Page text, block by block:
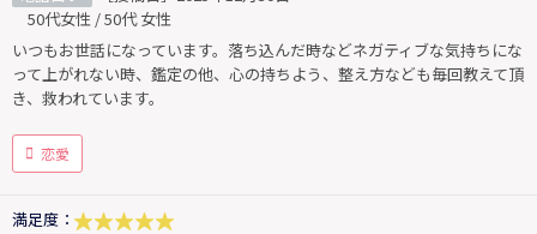
50代女性 / 50代 女性
いつもお世話になっています。落ち込んだ時などネガティブな気持ちにな
って上がれない時、鑑定の他、心の持ちよう、整え方なども毎回教えて頂
き、救われています。
恋愛
満足度：